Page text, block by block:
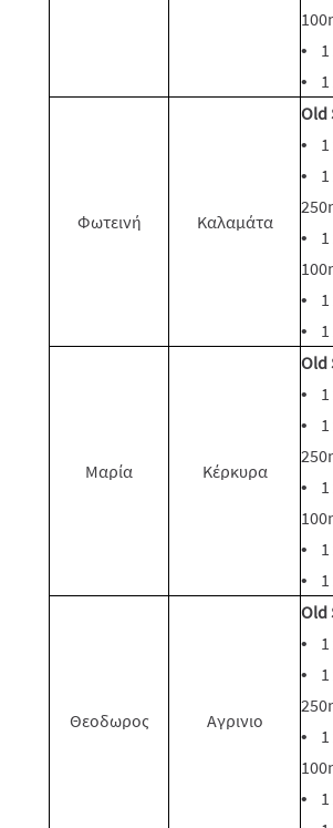
• 1
• 1
Φωτεινή Καλαμάτα
Old
• 1
• 1
• 1
• 1
• 1
Μαρία Κέρκυρα
Old
• 1
• 1
• 1
• 1
• 1
Θεοδωρος Αγρινιο
Old
• 1
• 1
• 1
• 1